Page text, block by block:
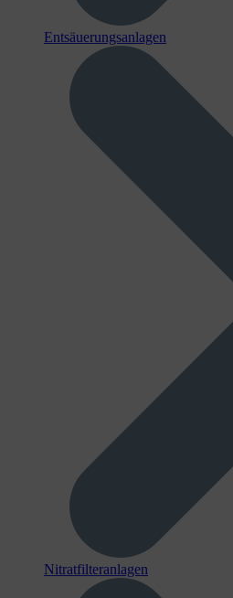
Entsäuerungsanlagen
Nitratfilteranlagen